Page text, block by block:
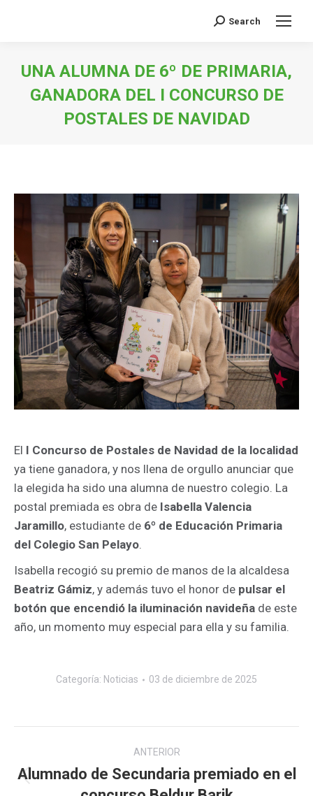
Buscar:
Search
UNA ALUMNA DE 6º DE PRIMARIA,
GANADORA DEL I CONCURSO DE
POSTALES DE NAVIDAD
El I Concurso de Postales de Navidad de la localidad
ya tiene ganadora, y nos llena de orgullo anunciar que
la elegida ha sido una alumna de nuestro colegio. La
postal premiada es obra de Isabella Valencia
Jaramillo, estudiante de 6º de Educación Primaria
del Colegio San Pelayo.
Isabella recogió su premio de manos de la alcaldesa
Beatriz Gámiz, y además tuvo el honor de pulsar el
botón que encendió la iluminación navideña de este
año, un momento muy especial para ella y su familia.
Categoría: Noticias 03 de diciembre de 2025
Navegación
entre
ANTERIOR
Publicación
Alumnado de Secundaria premiado en el